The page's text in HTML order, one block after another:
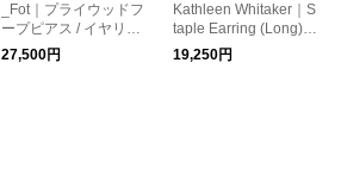
_Fot｜プライウッドフ
ープピアス / イヤリン
グ
27,500円
Kathleen Whitaker｜S
taple Earring (Long) [
ピアス ]
19,250円